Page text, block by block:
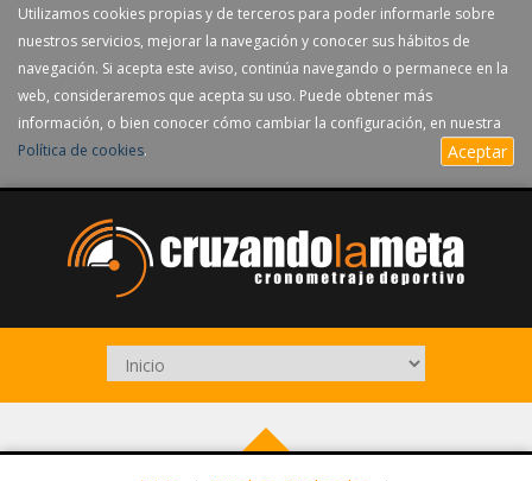
Utilizamos cookies propias y de terceros para poder informarle sobre
nuestros servicios, mejorar la navegación y conocer sus hábitos de
navegación. Si acepta este aviso, continúa navegando o permanece en la
web, consideraremos que acepta su uso. Puede obtener más
información, o bien conocer cómo cambiar la configuración, en nuestra
Política de cookies. Aceptar